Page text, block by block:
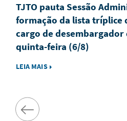
TJTO pauta Sessão
formação da lista tríplice
cargo de desembargador
quinta-feira (6/8)
LEIA MAIS